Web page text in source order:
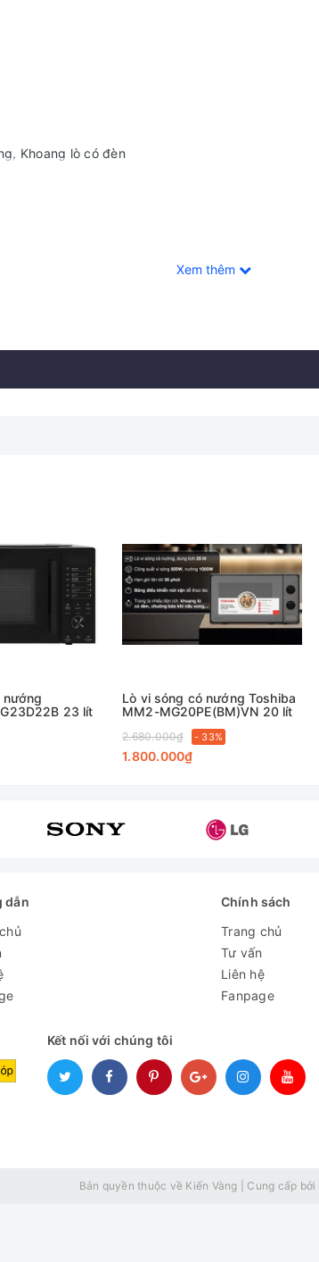
Khoang lò có đèn
Xem thêm
nướng
23 lít
Lò vi sóng có nướng Toshiba
MM2-MG20PE(BM)VN 20 lít
2.680.000₫ - 33%
1.800.000₫
dẫn
Chính sách
Trang chủ
Tư vấn
Liên hệ
Fanpage
Kết nối với chúng tôi
Bản quyền thuộc về Kiến Vàng Cung cấp bởi